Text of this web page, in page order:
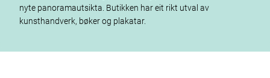
nyte panoramautsikta. Butikken har eit rikt utval av
kunsthandverk, bøker og plakatar.